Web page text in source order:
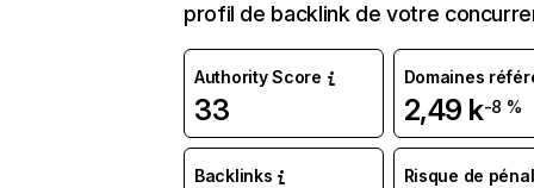
profil de backlink de votre
Authority Score
33
Domaines
2,49 k-8 %
Backlinks
Risque de